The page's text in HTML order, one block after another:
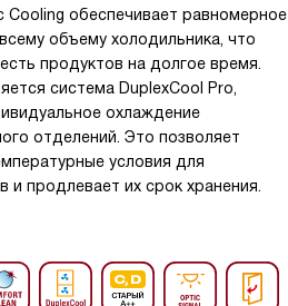
Cooling обеспечивает равномерное
объему холодильника, что
продуктов на долгое время.
система DuplexCool Pro,
охлаждение
отделений. Это позволяет
условия для
и продлевает их срок хранения.